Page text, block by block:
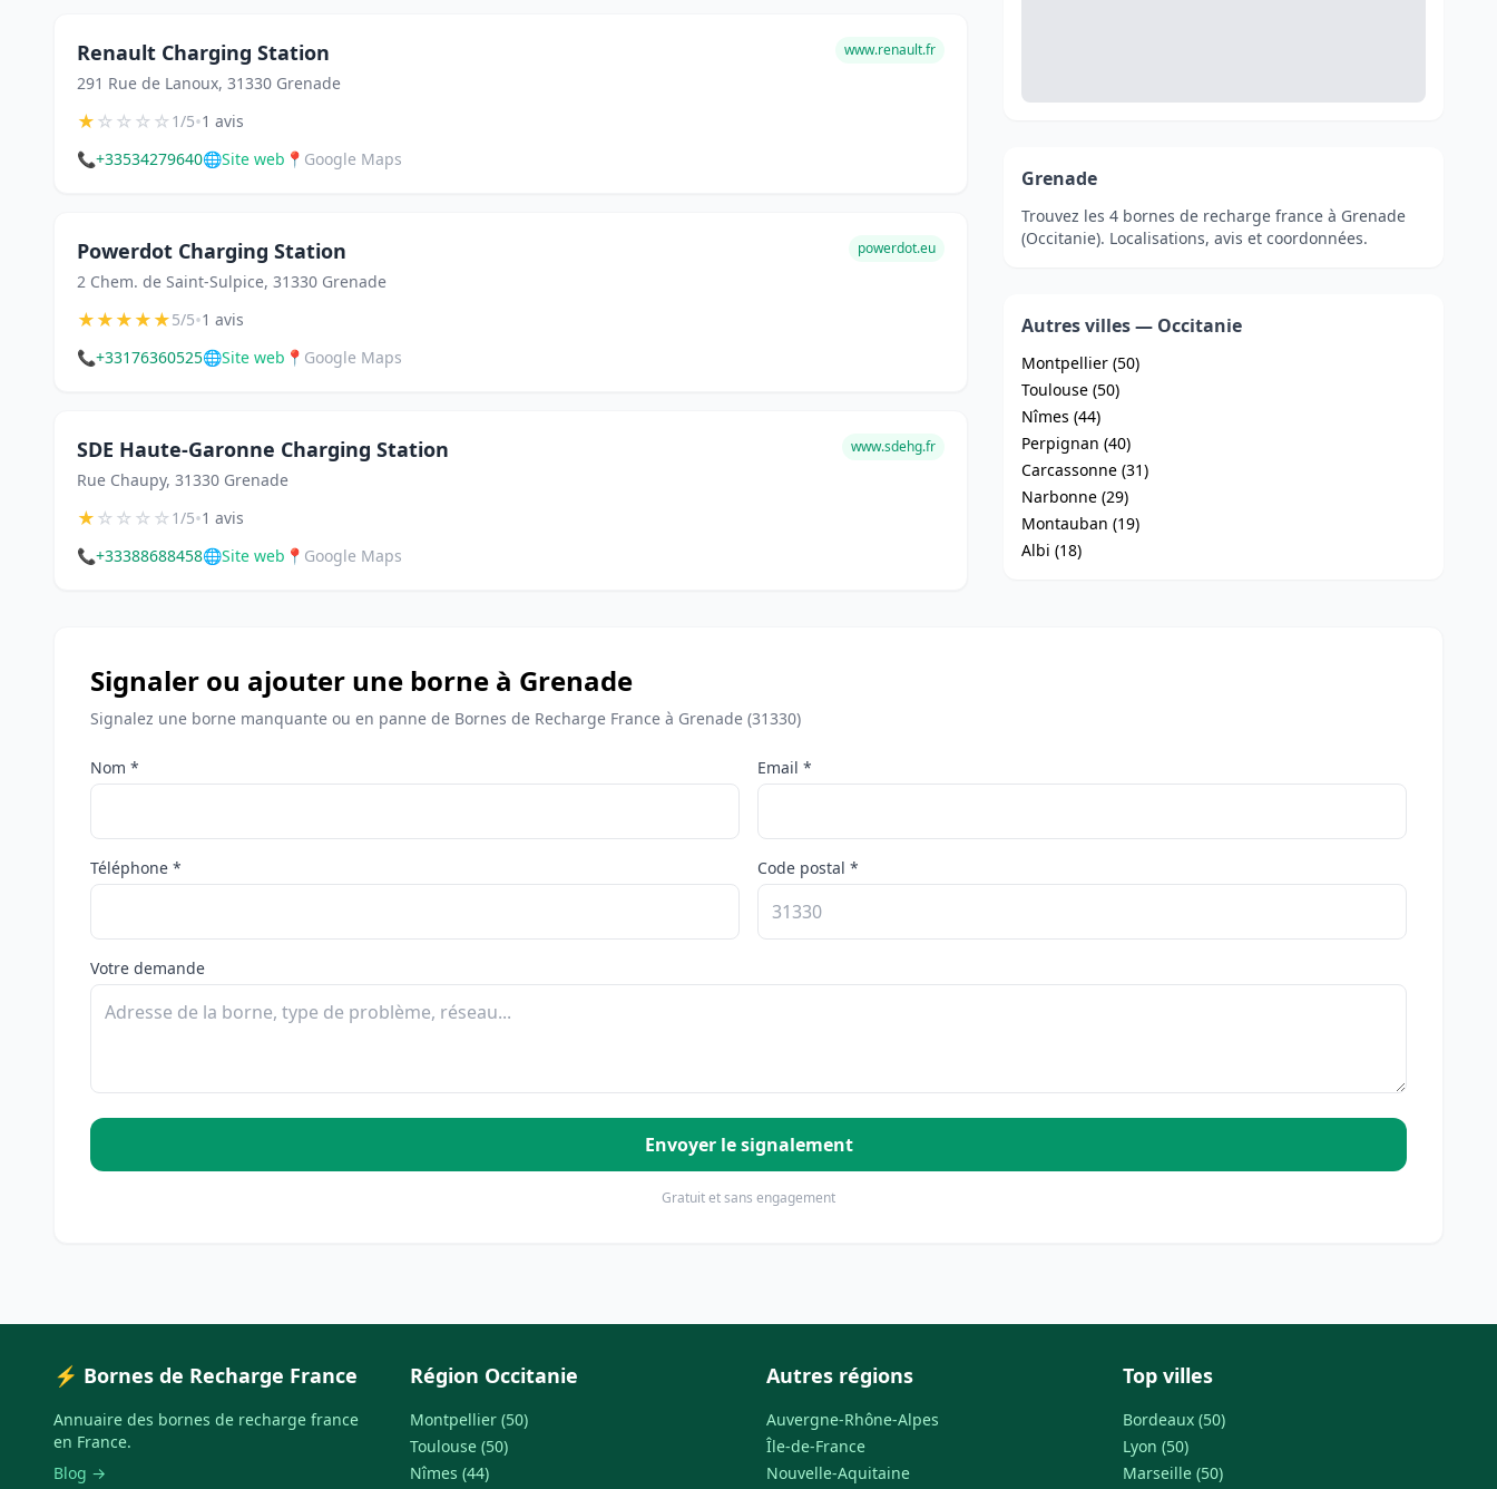
Renault Charging Station
291 Rue de Lanoux, 31330 Grenade
www.renault.fr
★☆☆☆☆1/5•1 avis
📞+33534279640🌐Site web 📍 Google Maps
Powerdot Charging Station
2 Chem. de Saint-Sulpice, 31330 Grenade
powerdot.eu
★★★★★5/5•1 avis
📞+33176360525🌐Site web 📍 Google Maps
SDE Haute-Garonne Charging Station
Rue Chaupy, 31330 Grenade
www.sdehg.fr
★☆☆☆☆1/5•1 avis
📞+33388688458🌐Site web 📍 Google Maps
Grenade
Trouvez les 4 bornes de recharge france à Grenade
(Occitanie). Localisations, avis et coordonnées.
Autres villes — Occitanie
Montpellier (50)
Toulouse (50)
Nîmes (44)
Perpignan (40)
Carcassonne (31)
Narbonne (29)
Montauban (19)
Albi (18)
Signaler ou ajouter une borne à Grenade
Signalez une borne manquante ou en panne de Bornes de Recharge France à Grenade (31330)
Nom * Email *
Téléphone * Code postal *
Votre demande
Envoyer le signalement
Gratuit et sans engagement
⚡ Bornes de Recharge France
Annuaire des bornes de recharge france
en France.
Blog →
Région Occitanie
Montpellier (50)
Toulouse (50)
Nîmes (44)
Autres régions
Auvergne-Rhône-Alpes
Île-de-France
Nouvelle-Aquitaine
Top villes
Bordeaux (50)
Lyon (50)
Marseille (50)